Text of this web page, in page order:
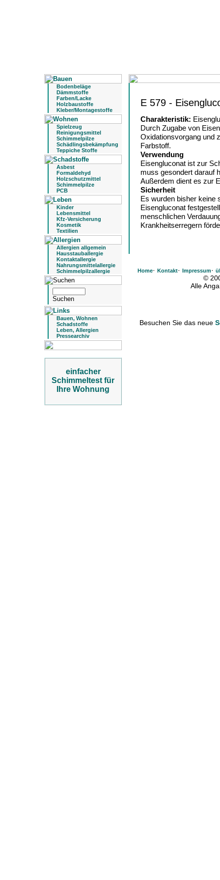
Bodenbeläge
Dämmstoffe
Farben/Lacke
Holzbaustoffe
Kleber/Montagestoffe
Spielzeug
Reinigungsmittel
Schimmelpilze
Schädlingsbekämpfung
Teppiche Stoffe
Asbest
Formaldehyd
Holzschutzmittel
Schimmelpilze
PCB
Kinder
Lebensmittel
Kfz-Versicherung
Kosmetik
Textilien
Allergien allgemein
Hausstauballergie
Kontaktallergie
Nahrungsmittelallergie
Schimmelpilzallergie
Bauen, Wohnen
Schadstoffe
Leben, Allergien
Pressearchiv
einfacher
Schimmeltest für
Ihre Wohnung
E 579 -
Charakteristik:
Durch Zugabe von
Oxidationsvorgang und
Farbstoff.
Verwendung
Eisengluconat ist zur
muss gesondert darauf
Außerdem dient es zur
Sicherheit
Es wurden bisher keine
Eisengluconat
menschlichen
Krankheitserregern
Home· Kontakt· Impressum·
©
Alle
Besuchen Sie das neue